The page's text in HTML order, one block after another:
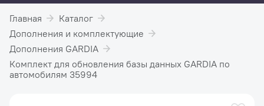
Главная
Каталог
Дополнения и комплектующие
Дополнения GARDIA
Комплект для обновления базы данных GARDIA по
автомобилям 35994